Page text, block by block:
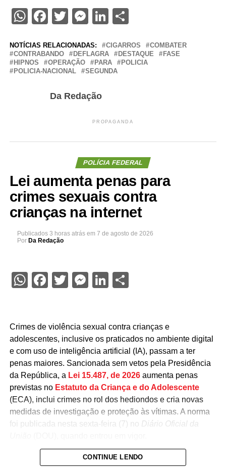
WhatsApp
Facebook
Twitter
Messenger
LinkedIn
Share
NOTÍCIAS RELACIONADAS: CIGARROS
COMBATER
CONTRABANDO
DEFLAGRA DESTAQUE
FASE
HIPNOS
OPERAÇÃO PARA
POLICIA
POLICIA-NACIONAL
SEGUNDA
Da Redação
PROPAGANDA
POLÍCIA FEDERAL
Lei aumenta penas para
crimes sexuais contra
crianças na internet
Publicados 3 horas atrás em 7 de agosto de 2026
Por Da Redação
WhatsApp
Facebook
Twitter
Messenger
LinkedIn
Share
Crimes de violência sexual contra crianças e
adolescentes, inclusive os praticados no ambiente digital
e com uso de inteligência artificial (IA), passam a ter
penas maiores. Sancionada sem vetos pela Presidência
da República, a Lei 15.487, de 2026aumenta penas
previstas no Estatuto da Criança e do Adolescente
(ECA), inclui crimes no rol dos hediondos e cria novas
medidas de investigação e proteção às vítimas. A norma
foi publicada nesta sexta-feira (7) no
Diário Oficial da
Entre as mudanças, a pena para produzir ou registrar
CONTINUE LENDO